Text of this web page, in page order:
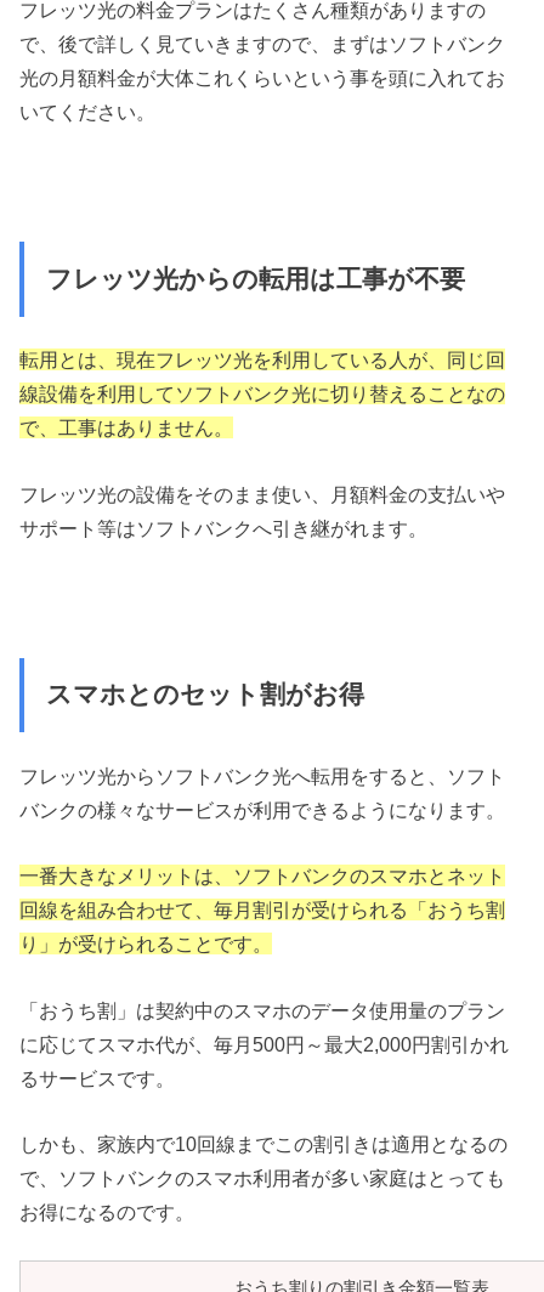
フレッツ光の料金プランはたくさん種類がありますの
で、後で詳しく見ていきますので、まずはソフトバンク
光の月額料金が大体これくらいという事を頭に入れてお
いてください。
フレッツ光からの転用は工事が不要
転用とは、現在フレッツ光を利用している人が、同じ回
線設備を利用してソフトバンク光に切り替えることなの
で、工事はありません。
フレッツ光の設備をそのまま使い、月額料金の支払いや
サポート等はソフトバンクへ引き継がれます。
スマホとのセット割がお得
フレッツ光からソフトバンク光へ転用をすると、ソフト
バンクの様々なサービスが利用できるようになります。
一番大きなメリットは、ソフトバンクのスマホとネット
回線を組み合わせて、毎月割引が受けられる「おうち割
り」が受けられることです。
「おうち割」は契約中のスマホのデータ使用量のプラン
に応じてスマホ代が、毎月500円～最大2,000円割引かれ
るサービスです。
しかも、家族内で10回線までこの割引きは適用となるの
で、ソフトバンクのスマホ利用者が多い家庭はとっても
お得になるのです。